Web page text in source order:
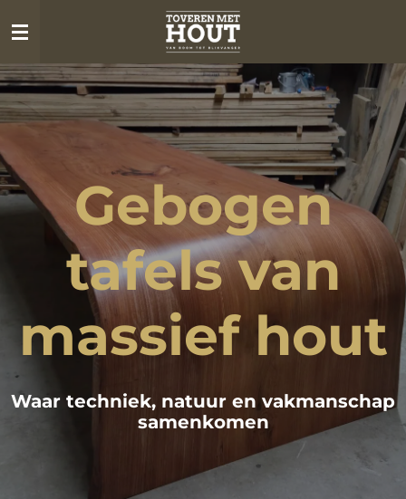
direct
naar
de
hoofdinhoud
Gebogen
tafels van
massief hout
Waar techniek, natuur en vakmanschap
samenkomen